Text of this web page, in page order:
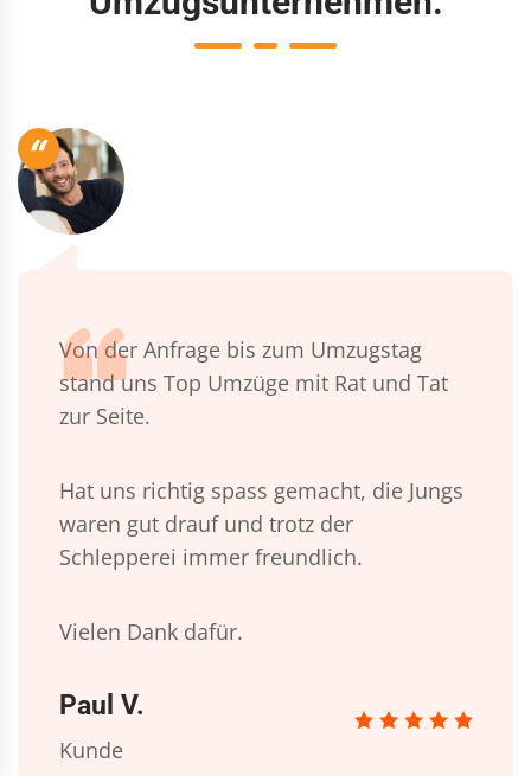
“
Von der Anfrage bis zum Umzugstag
stand uns Top Umzüge mit Rat und Tat
zur Seite.
Hat uns richtig spass gemacht, die Jungs
waren gut drauf und trotz der
Schlepperei immer freundlich.
Vielen Dank dafür.
Paul V.
Kunde